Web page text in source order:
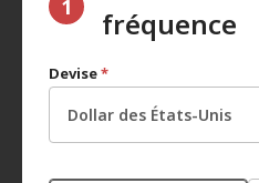
1
fréquence
Devise*